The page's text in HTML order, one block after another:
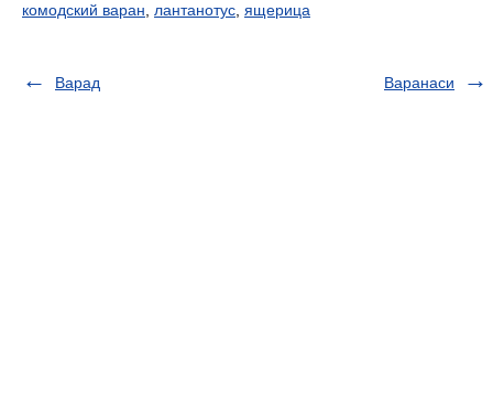
комодский варан
лантанотус ящерица
Варад Варанаси